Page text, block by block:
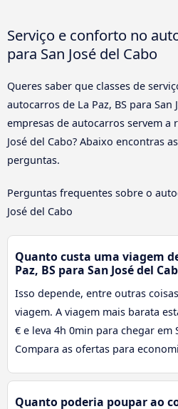
Serviço e conforto no
para San José del Cabo
Queres saber que classes de
autocarros de La Paz, BS para San
empresas de autocarros servem a
José del Cabo? Abaixo encontras
perguntas.
Perguntas frequentes sobre o
José del Cabo
Quanto custa uma viagem
Paz, BS para San José del
Isso depende, entre outras
viagem. A viagem mais barata
€ e leva 4h 0min para chegar em
Compara as ofertas para
Quanto poderia poupar ao